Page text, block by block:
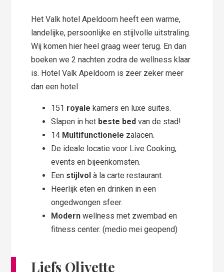
Het Valk hotel Apeldoorn heeft een warme,
landelijke, persoonlijke en stijlvolle uitstraling.
Wij komen hier heel graag weer terug. En dan
boeken we 2 nachten zodra de wellness klaar
is. Hotel Valk Apeldoorn is zeer zeker meer
dan een hotel
151 royale kamers en luxe suites.
Slapen in het beste bed van de stad!
14 Multifunctionele zalacen.
De ideale locatie voor Live Cooking,
events en bijeenkomsten.
Een stijlvol à la carte restaurant.
Heerlijk eten en drinken in een
ongedwongen sfeer.
Modernwellness met zwembad en
fitness center. (medio mei geopend)
Liefs Olivette